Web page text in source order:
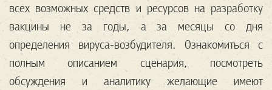
всех возможных средств и ресурсов на разработку
вакцины не за годы, а за месяцы со дня
определения вируса-возбудителя. Ознакомиться с
полным описанием сценария, посмотреть
обсуждения и аналитику желающие имеют